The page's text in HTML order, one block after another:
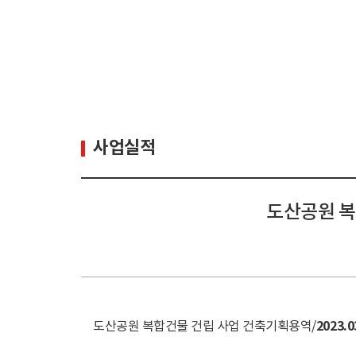
사업실적
도산공원
도산공원 복합건물 건립 사업 건축기획용역/